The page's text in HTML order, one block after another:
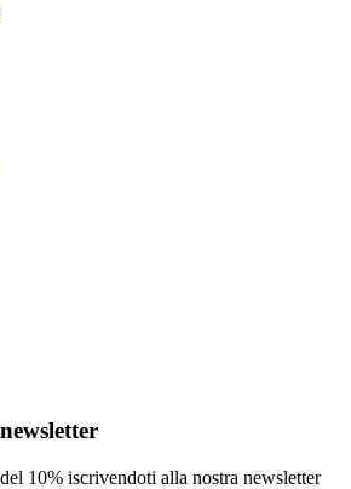
10% iscrivendoti alla nostra newsletter